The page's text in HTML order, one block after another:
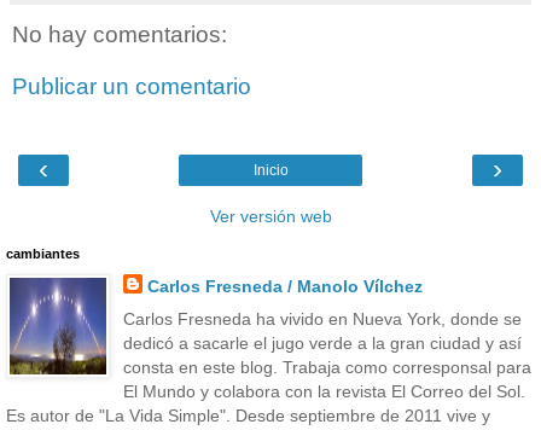
No hay comentarios:
Publicar un comentario
‹ ›
Inicio
Ver versión web
cambiantes
Carlos Fresneda / Manolo Vílchez
Carlos Fresneda ha vivido en Nueva York, donde se
dedicó a sacarle el jugo verde a la gran ciudad y así
consta en este blog. Trabaja como corresponsal para
El Mundo y colabora con la revista El Correo del Sol.
Es autor de "La Vida Simple". Desde septiembre de 2011 vive y